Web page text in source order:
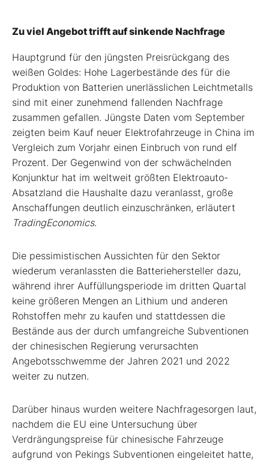
Zu viel Angebot trifft auf sinkende Nachfrage
Hauptgrund für den jüngsten Preisrückgang des
weißen Goldes: Hohe Lagerbestände des für die
Produktion von Batterien unerlässlichen Leichtmetalls
sind mit einer zunehmend fallenden Nachfrage
zusammen gefallen. Jüngste Daten vom September
zeigten beim Kauf neuer Elektrofahrzeuge in China im
Vergleich zum Vorjahr einen Einbruch von rund elf
Prozent. Der Gegenwind von der schwächelnden
Konjunktur hat im weltweit größten Elektroauto-
Absatzland die Haushalte dazu veranlasst, große
Anschaffungen deutlich einzuschränken, erläutert
TradingEconomics.
Die pessimistischen Aussichten für den Sektor
wiederum veranlassten die Batteriehersteller dazu,
während ihrer Auffüllungsperiode im dritten Quartal
keine größeren Mengen an Lithium und anderen
Rohstoffen mehr zu kaufen und stattdessen die
Bestände aus der durch umfangreiche Subventionen
der chinesischen Regierung verursachten
Angebotsschwemme der Jahren 2021 und 2022
weiter zu nutzen.
Darüber hinaus wurden weitere Nachfragesorgen laut,
nachdem die EU eine Untersuchung über
Verdrängungspreise für chinesische Fahrzeuge
aufgrund von Pekings Subventionen eingeleitet hatte,